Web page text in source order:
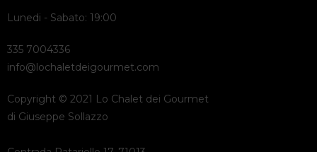
Lunedi - Sabato: 19:00
335 7004336
info@lochaletdeigourmet.com
Copyright © 2021 Lo Chalet dei Gourmet
di Giuseppe Sollazzo